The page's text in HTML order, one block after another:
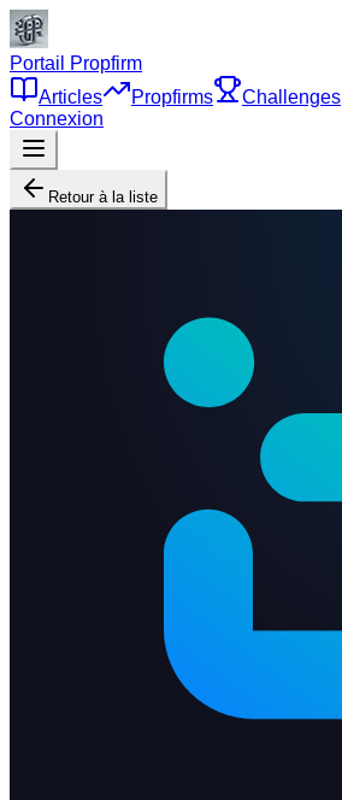
Portail Propfirm
Articles
Propfirms Challenges
Connexion
Retour à la liste